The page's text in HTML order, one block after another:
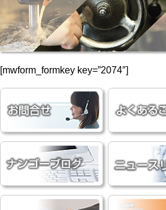
[mwform_formkey key=”2074″]